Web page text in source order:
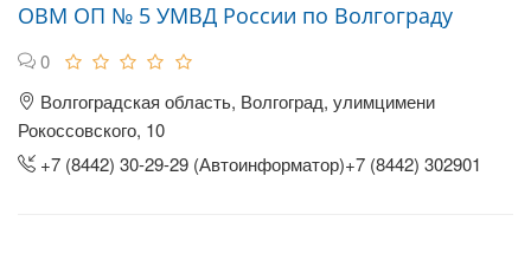
ОВМ ОП № 5 УМВД России по Волгограду
0
Волгоградская область, Волгоград, улимцимени
Рокоссовского, 10
+7 (8442) 30-29-29 (Автоинформатор)+7 (8442) 302901